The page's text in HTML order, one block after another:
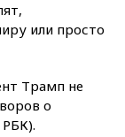
или просто
Трамп не
о
РБК).